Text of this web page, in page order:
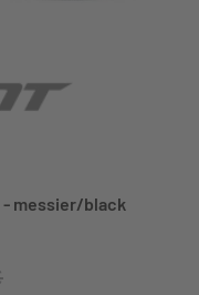
- messier/black